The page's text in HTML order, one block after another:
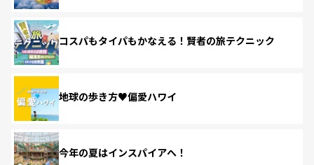
コスパもタイパもかなえる！賢者の旅テクニック
地球の歩き方♥偏愛ハワイ
今年の夏はインスパイアへ！